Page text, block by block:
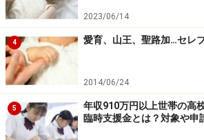
ジュニアNISA口座開設の場
2023年中にジュニアNISA口座を開設
ては、口座開設には一定の時間がか
融機関では口座開設の申し込み期限
定しています。そのため口座開設を
の申し込み期限はいつなのかを必ず確
2023/06/14
4 愛育、山王、聖路加…セレ
2014/06/24
5
年収910万円以上世帯の高
臨時支援金とは？対象や申